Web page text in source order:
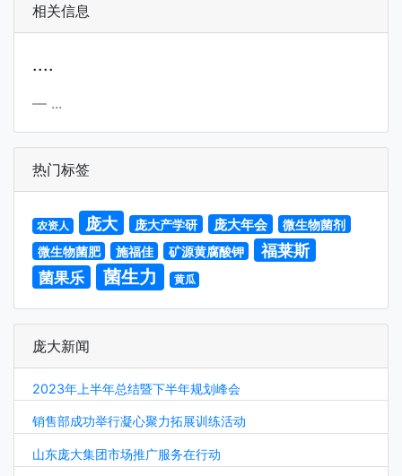
相关信息
....
...
热门标签
农资人 庞大 庞大产学研 庞大年会
微生物菌剂
微生物菌肥
施福佳 矿源黄腐酸钾
福莱斯
菌果乐
菌生力 黄瓜
庞大新闻
2023年上半年总结暨下半年规划峰会
销售部成功举行凝心聚力拓展训练活动
山东庞大集团市场推广服务在行动